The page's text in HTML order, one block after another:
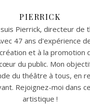
PIERRICK
Pierrick, directeur de
47 ans d'expérience
et à la promotion
du public. Mon
du théâtre à tous, en
Rejoignez-moi dans
artistique !